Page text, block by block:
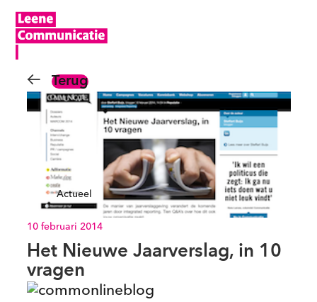
Terug
Actueel
10 februari 2014
Het Nieuwe Jaarverslag, in 10
vragen